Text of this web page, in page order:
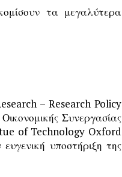
τα μεγαλύτερα
– Research Policy
Συνεργασίας
of Technology Oxford
υποστήριξη της